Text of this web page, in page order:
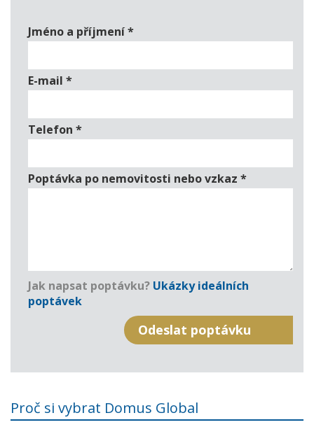
Jméno a příjmení*
E-mail *
Telefon *
Poptávka po nemovitosti nebo vzkaz *
Jak napsat poptávku? Ukázky ideálních
poptávek
Proč si vybrat Domus Global